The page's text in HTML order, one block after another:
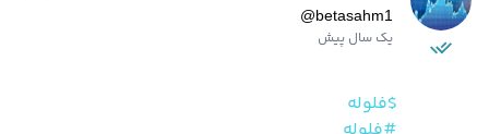
@betasahm1
یک سال پیش
$فلوله